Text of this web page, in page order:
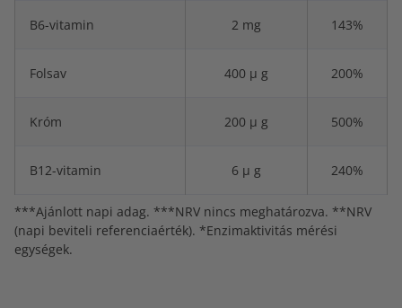
B6-vitamin 2 mg 143%
Folsav 400 μ g 200%
Króm 200 μ g 500%
B12-vitamin 6 μ g 240%
***Ajánlott napi adag. ***NRV nincs meghatározva. **NRV
(napi beviteli referenciaérték). *Enzimaktivitás mérési
egységek.